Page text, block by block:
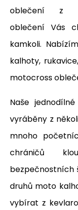
oblečení z
oblečení Vás
kamkoli.
kalhoty,
motocross
Naše
vyráběny z
mnoho
chráničů
bezpečnostních
druhů moto
vybírat z